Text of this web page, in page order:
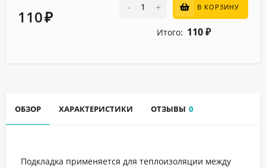
110₽
- + В КОРЗИНУ
Итого: 110 ₽
ОБЗОР ХАРАКТЕРИСТИКИ ОТЗЫВЫ 0
Подкладка применяется для теплоизоляции между